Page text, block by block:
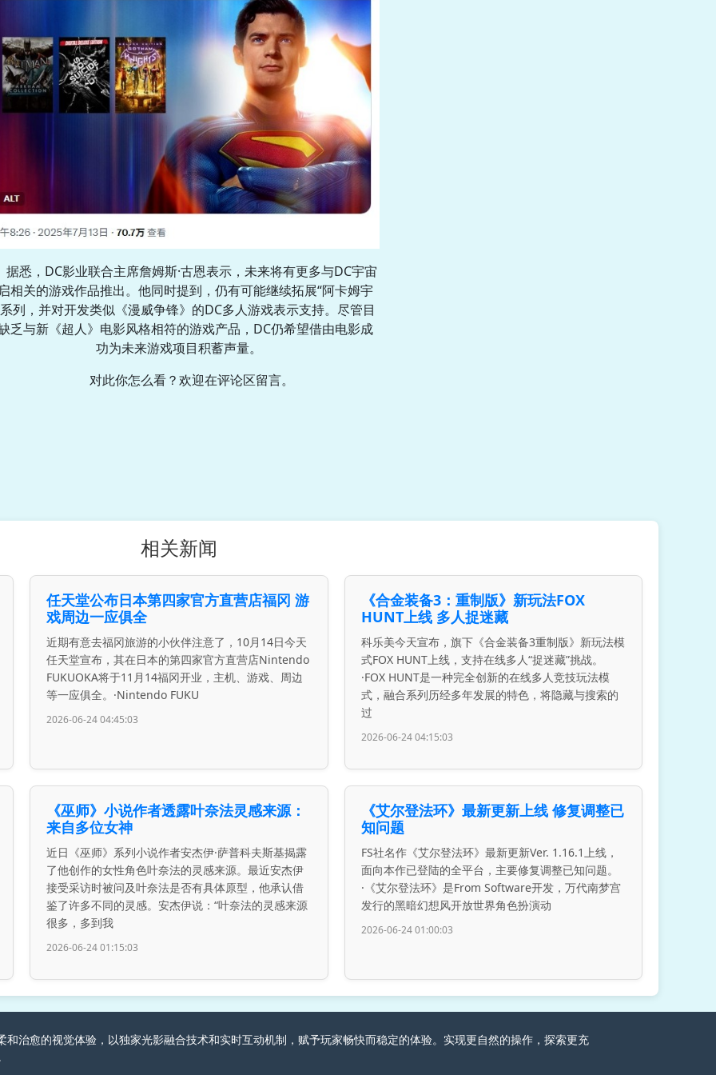
据悉，DC影业联合主席詹姆斯·古恩表示，未来将有更多与DC宇宙
相关的游戏作品推出。他同时提到，仍有可能继续拓展“阿卡姆宇
列，并对开发类似《漫威争锋》的DC多人游戏表示支持。尽管目
乏与新《超人》电影风格相符的游戏产品，DC仍希望借由电影成
功为未来游戏项目积蓄声量。
对此你怎么看？欢迎在评论区留言。
相关新闻
任天堂公布日本第四家官方直营店福冈 游
戏周边一应俱全
近期有意去福冈旅游的小伙伴注意了，10月14日今天
任天堂宣布，其在日本的第四家官方直营店Nintendo
FUKUOKA将于11月14福冈开业，主机、游戏、周边
等一应俱全。·Nintendo FUKU
2026-06-24 04:45:03
《合金装备3：重制版》新玩法FOX
HUNT上线 多人捉迷藏
科乐美今天宣布，旗下《合金装备3重制版》新玩法模
式FOX HUNT上线，支持在线多人“捉迷藏”挑战。
·FOX HUNT是一种完全创新的在线多人竞技玩法模
式，融合系列历经多年发展的特色，将隐藏与搜索的
过
2026-06-24 04:15:03
《巫师》小说作者透露叶奈法灵感来源：
来自多位女神
近日《巫师》系列小说作者安杰伊·萨普科夫斯基揭露
了他创作的女性角色叶奈法的灵感来源。最近安杰伊
接受采访时被问及叶奈法是否有具体原型，他承认借
鉴了许多不同的灵感。安杰伊说：“叶奈法的灵感来源
很多，多到我
2026-06-24 01:15:03
《艾尔登法环》最新更新上线 修复调整已
知问题
FS社名作《艾尔登法环》最新更新Ver. 1.16.1上线，
面向本作已登陆的全平台，主要修复调整已知问题。
·《艾尔登法环》是From Software开发，万代南梦宫
发行的黑暗幻想风开放世界角色扮演动
2026-06-24 01:00:03
治愈的视觉体验，以独家光影融合技术和实时互动机制，赋予玩家畅快而稳定的体验。实现更自然的操作，探索更充